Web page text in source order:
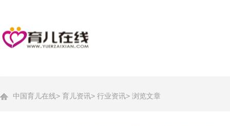
中国育儿在线> 育儿资讯> 行业资讯> 浏览文章